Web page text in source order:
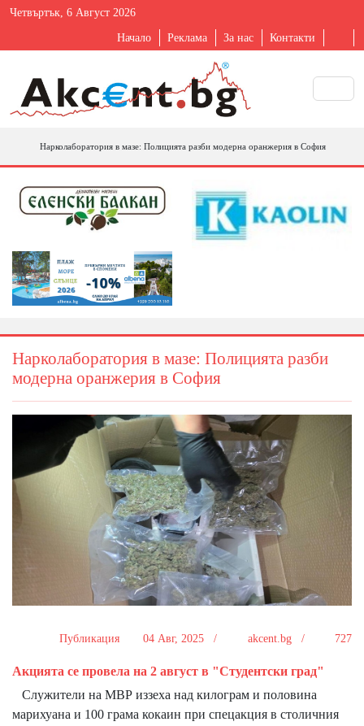
Четвъртък, 6 Август 2026
Начало Реклама За нас Контакти
Нарколаборатория в мазе: Полицията разби модерна оранжерия в София
Нарколаборатория в мазе: Полицията разби
модерна оранжерия в София
Публикация 04 Авг, 2025 / akcent.bg / 727
Акцията се провела на 2 август в "Студентски град"
Служители на МВР иззеха над килограм и половина
марихуана и 100 грама кокаин при спецакция в столичния